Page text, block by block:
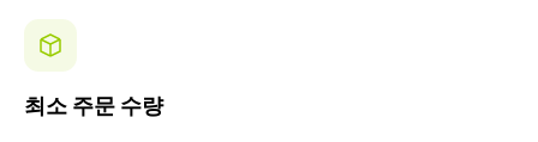
최소 주문 수량